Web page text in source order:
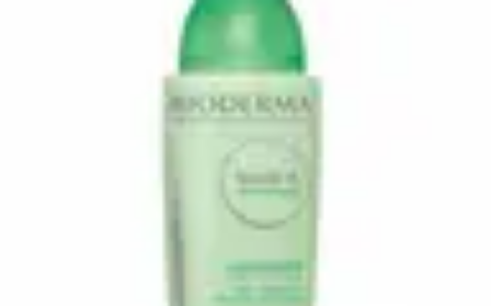
Maison et Environnement
Produits Naturels